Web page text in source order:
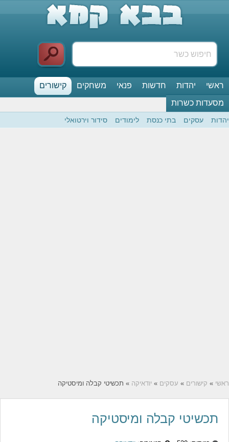
ראשי יהדות חדשות פנאי משחקים
קישורים
מסעדות כשרות
יהדות עסקים בתי כנסת לימודים סידור וירטואלי
ראשי » קישורים » עסקים » יודאיקה » תכשיטי קבלה ומיסטיקה
תכשיטי קבלה ומיסטיקה